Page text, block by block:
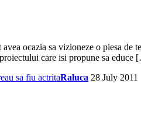
ocazia sa vizioneze o piesa
care isi propune sa educe
sa fiu actritaRaluca 28 July 2011